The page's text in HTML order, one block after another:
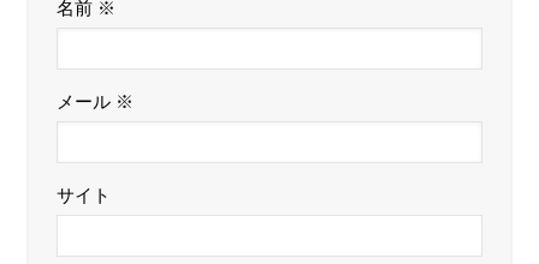
名前 ※
メール ※
サイト